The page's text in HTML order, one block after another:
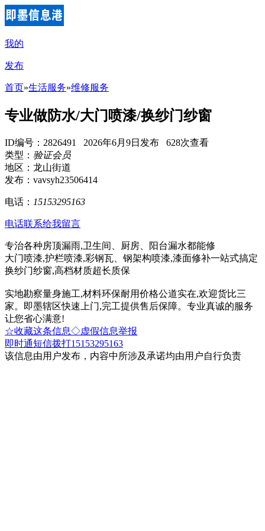
我的
发布
首页»生活服务»维修服务
专业做防水/大门喷漆/换纱门纱窗
ID编号：2826491 2026年6月9日发布 628次查看
类型： 验证会员
地区：龙山街道
发布：vavsyh23506414
电话： 15153295163
电话联系给我留言
专治各种房顶漏雨,卫生间、厨房、阳台漏水都能修
大门喷漆,护栏喷漆,彩钢瓦、钢架构喷漆,漆面修补一站式搞定
换纱门纱窗,高档材质超长质保
实地勘察量身施工,材料环保耐用价格公道实在,欢迎货比三
家。即墨辖区快速上门,完工提供售后保障。专业真诚的服务
让您省心满意!
☆收藏这条信息◇虚假信息举报
即时通短信拨打15153295163
该信息由用户发布，内容中所涉及承诺均由用户自行负责